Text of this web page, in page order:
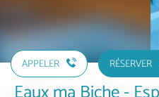
APPELER RÉSERVER